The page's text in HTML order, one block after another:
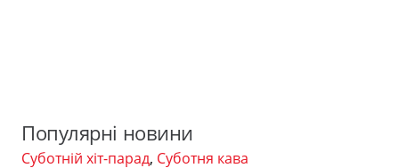
Популярні новини
Суботній хіт-парад, Суботня кава